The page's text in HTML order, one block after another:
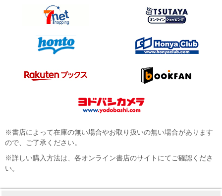
※書店によって在庫の無い場合やお取り扱いの無い場合があります
ので、ご了承ください。
※詳しい購入方法は、各オンライン書店のサイトにてご確認くださ
い。